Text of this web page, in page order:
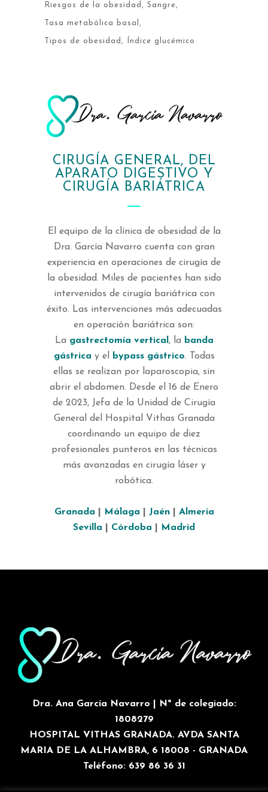
Riesgos de la obesidad Sangre
Tasa metabólica basal
Tipos de obesidad Índice glucémico
CIRUGÍA GENERAL, DEL
APARATO DIGESTIVO Y
CIRUGÍA BARIÁTRICA
El equipo de la clínica de obesidad de la
Dra. García Navarro cuenta con gran
experiencia en operaciones de cirugía de
la obesidad. Miles de pacientes han sido
intervenidos de cirugía bariátrica con
éxito. Las intervenciones más adecuadas
en operación bariátrica son:
La gastrectomía vertical , la banda
gástrica y el bypass gástrico. Todas
ellas se realizan por laparoscopia, sin
abrir el abdomen. Desde el 16 de Enero
de 2023, Jefa de la Unidad de Cirugía
General del Hospital Vithas Granada
coordinando un equipo de diez
profesionales punteros en las técnicas
más avanzadas en cirugía láser y
robótica.
Granada Málaga Jaén| Almería
Sevilla
Córdoba Madrid
Dra. Ana García Navarro | Nº de colegiado:
1808279
HOSPITAL VITHAS GRANADA. AVDA SANTA
MARIA DE LA ALHAMBRA, 6 18008 - GRANADA
Teléfono: 639 86 36 31